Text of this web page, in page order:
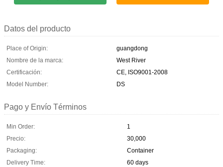
Datos del producto
Place of Origin:
guangdong
Nombre de la marca:
West River
Certificación:
CE, ISO9001-2008
Model Number:
DS
Pago y Envío Términos
Min Order:
1
Precio:
30,000
Packaging:
Container
Delivery Time:
60 days